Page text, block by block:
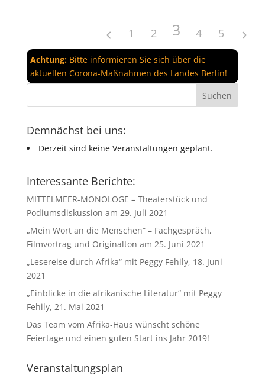
1 2 3 4 5
Achtung:Bitte informieren Sie sich über die
aktuellen Corona-Maßnahmen des Landes Berlin!
Demnächst bei uns:
Derzeit sind keine Veranstaltungen geplant.
Interessante Berichte:
MITTELMEER-MONOLOGE – Theaterstück und
Podiumsdiskussion am 29. Juli 2021
„Mein Wort an die Menschen“ – Fachgespräch,
Filmvortrag und Originalton am 25. Juni 2021
„Lesereise durch Afrika“ mit Peggy Fehily, 18. Juni
2021
„Einblicke in die afrikanische Literatur“ mit Peggy
Fehily, 21. Mai 2021
Das Team vom Afrika-Haus wünscht schöne
Feiertage und einen guten Start ins Jahr 2019!
Veranstaltungsplan